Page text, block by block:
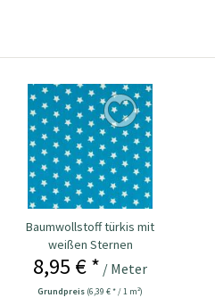
Baumwollstoff türkis mit
weißen Sternen
8,95 € * / Meter
Grundpreis (6,39 € * / 1 m²)